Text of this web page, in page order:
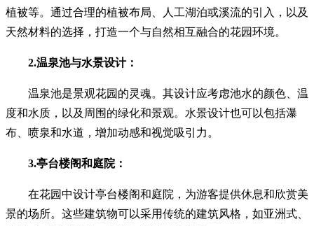
植被等。通过合理的植被布局、人工湖泊或溪流的引入，以及
天然材料的选择，打造一个与自然相互融合的花园环境。
2.温泉池与水景设计：
温泉池是景观花园的灵魂。其设计应考虑池水的颜色、温
度和水质，以及周围的绿化和景观。水景设计也可以包括瀑
布、喷泉和水道，增加动感和视觉吸引力。
3.亭台楼阁和庭院：
在花园中设计亭台楼阁和庭院，为游客提供休息和欣赏美
景的场所。这些建筑物可以采用传统的建筑风格，如亚洲式、